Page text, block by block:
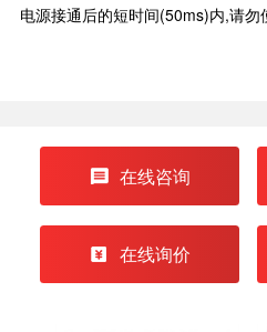
电源接通后的短时间(50ms)内,请
在线咨询
在线询价